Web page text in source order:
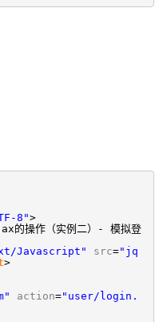
8">
的操作（实例二）- 模拟登
Javascript" src="jq
>
action="user/login.